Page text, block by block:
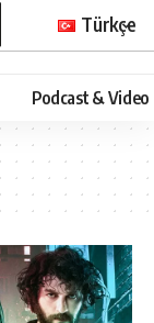
Türkçe
Podcast & Video